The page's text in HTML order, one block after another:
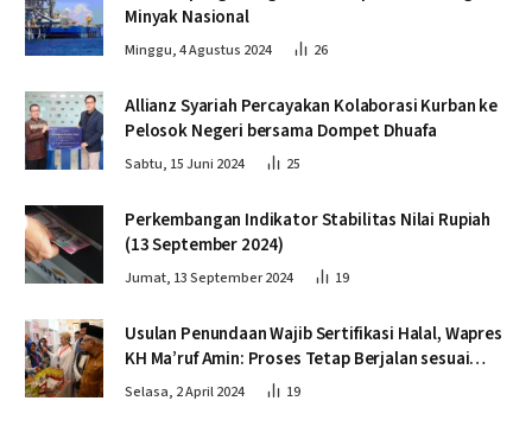
Minyak Nasional
Minggu, 4 Agustus 2024 26
Allianz Syariah Percayakan Kolaborasi Kurban ke
Pelosok Negeri bersama Dompet Dhuafa
Sabtu, 15 Juni 2024 25
Perkembangan Indikator Stabilitas Nilai Rupiah
(13 September 2024)
Jumat, 13 September 2024 19
Usulan Penundaan Wajib Sertifikasi Halal, Wapres
KH Ma’ruf Amin: Proses Tetap Berjalan sesuai
Penahapan
Selasa, 2 April 2024 19